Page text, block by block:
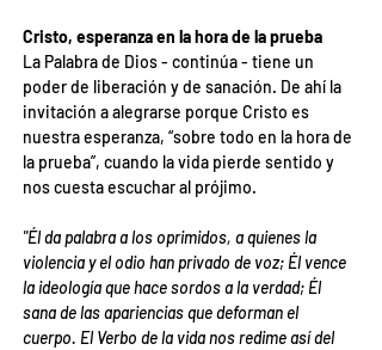
Cristo, esperanza en la hora de la prueba
La Palabra de Dios - continúa - tiene un
poder de liberación y de sanación. De ahí la
invitación a alegrarse porque Cristo es
nuestra esperanza, “sobre todo en la hora de
la prueba”, cuando la vida pierde sentido y
nos cuesta escuchar al prójimo.
"Él da palabra a los oprimidos, a quienes la
violencia y el odio han privado de voz; Él vence
la ideología que hace sordos a la verdad; Él
sana de las apariencias que deforman el
cuerpo. El Verbo de la vida nos redime así del